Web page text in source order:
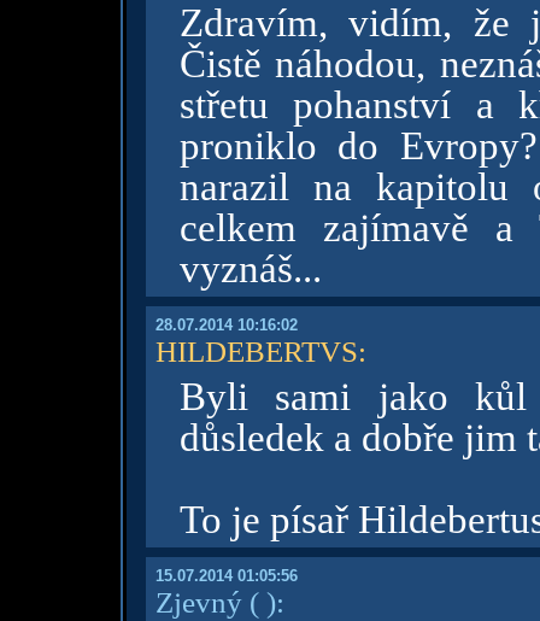
Zdravím, vidím, že
Čistě náhodou,
střetu pohanství a
proniklo do
narazil na
celkem zajímavě
vyznáš...
28.07.2014 10:16:02
HILDEBERTVS:
Byli sami jako
důsledek a dobře jim
To je písař
15.07.2014 01:05:56
Zjevný( ):